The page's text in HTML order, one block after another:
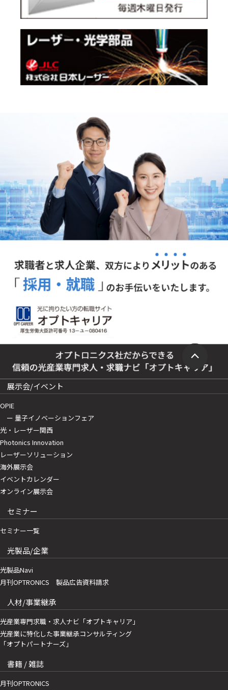
展示会/イベント
OPIE
ー 量子イノベーションフェア
光・レーザー関西
Photonics Innovation
レーザーソリューション
海外展示会
イベントカレンダー
オンライン展示会
セミナー
セミナー一覧
光製品/企業
光製品Navi
月刊OPTRONICS 製品広告資料請求
人材/事業継承
光産業専門求職・求人ナビ「オプトキャリア」
光産業に特化した事業継承コンサルティング
「オプトパートナーズ」
書籍 / 雑誌
月刊OPTRONICS